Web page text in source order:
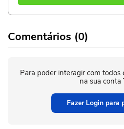
Comentários (0)
Para poder interagir com todos
na sua conta
Fazer Login para